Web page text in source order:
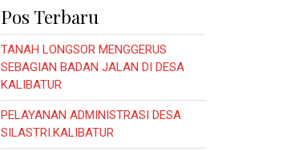
Pos Terbaru
TANAH LONGSOR MENGGERUS
SEBAGIAN BADAN JALAN DI DESA
KALIBATUR
PELAYANAN ADMINISTRASI DESA
SILASTRI.KALIBATUR